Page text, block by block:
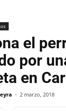
el
por
en
- 2 marzo, 2018